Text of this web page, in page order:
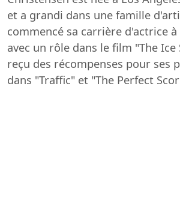
et a grandi dans une famille
commencé sa carrière d'actrice à
avec un rôle dans le film "The Ice
reçu des récompenses pour ses
dans "Traffic" et "The Perfect